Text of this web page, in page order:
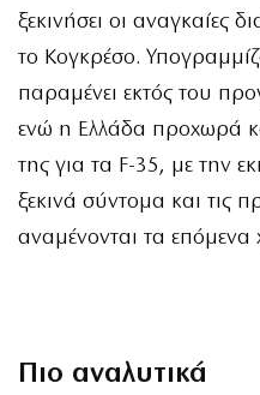
ξεκινήσει οι αναγκαίες
το Κογκρέσο.
παραμένει εκτός του
ενώ η Ελλάδα προχωρά
της για τα F-35, με την
ξεκινά σύντομα και τις
αναμένονται τα επόμενα
Πιο αναλυτικά